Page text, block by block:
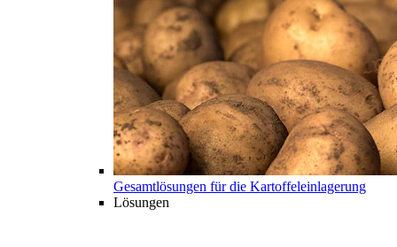
Gesamtlösungen für die Kartoffeleinlagerung
Lösungen